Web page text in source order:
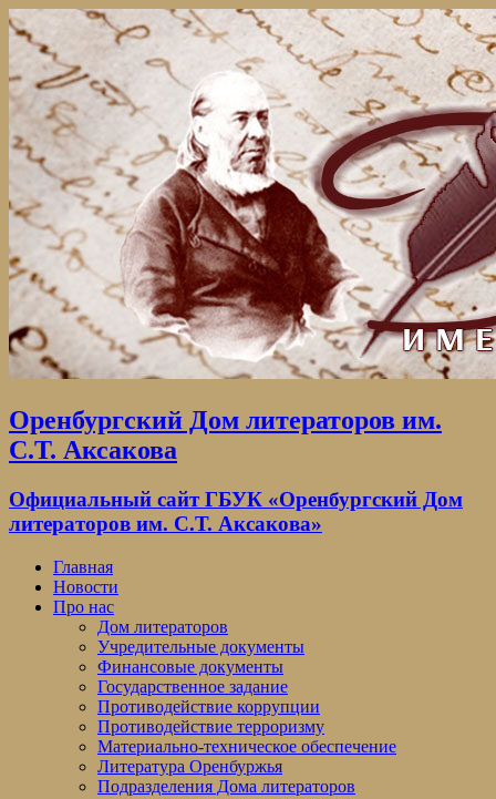
Оренбургский Дом литераторов им.
С.Т. Аксакова
Официальный сайт ГБУК «Оренбургский Дом
литераторов им. С.Т. Аксакова»
Главная
Новости
Про нас
Дом литераторов
Учредительные документы
Финансовые документы
Государственное задание
Противодействие коррупции
Противодействие терроризму
Материально-техническое обеспечение
Литература Оренбуржья
Подразделения Дома литераторов